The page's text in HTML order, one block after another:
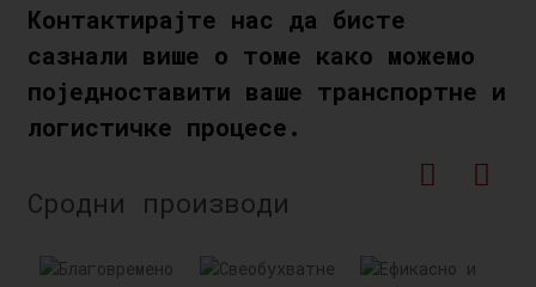
Контактирајте нас да бисте
сазнали више о томе како можемо
поједноставити ваше транспортне и
логистичке процесе.
Сродни производи